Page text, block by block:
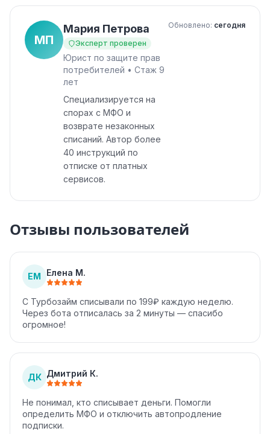
МП
Мария Петрова
Эксперт проверен
Юрист по защите прав
потребителей • Стаж 9
лет
Специализируется на
спорах с МФО и
возврате незаконных
списаний. Автор более
40 инструкций по
отписке от платных
сервисов.
Обновлено: сегодня
Отзывы пользователей
ЕМ Елена М.
С Турбозайм списывали по 199₽ каждую неделю.
Через бота отписалась за 2 минуты — спасибо
огромное!
ДК Дмитрий К.
Не понимал, кто списывает деньги. Помогли
определить МФО и отключить автопродление
подписки.